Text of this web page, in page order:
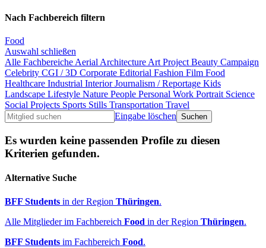
Nach Fachbereich filtern
Food
Auswahl schließen
Alle Fachbereiche Aerial Architecture Art Project Beauty Campaign
Celebrity CGI / 3D Corporate Editorial Fashion Film Food
Healthcare Industrial InteriorJournalism / Reportage Kids
Landscape Lifestyle Nature People Personal Work Portrait Science
Social Projects Sports Stills Transportation Travel
Eingabe löschen
Es wurden keine passenden Profile zu diesen
Kriterien gefunden.
Alternative Suche
BFF Students in der Region Thüringen.
Alle Mitglieder im Fachbereich Food in der Region Thüringen.
BFF Students im Fachbereich Food.